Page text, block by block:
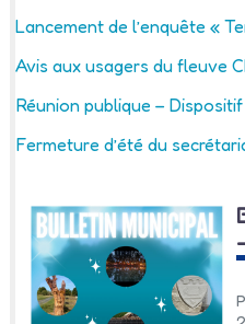
Lancement de l’enquête «
Avis aux usagers du fleuve
Réunion publique –
Fermeture d’été du